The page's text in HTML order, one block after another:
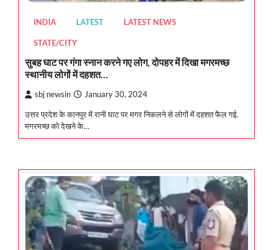
INDIA LATEST LATEST NEWS
STATE/CITY
सुबह घाट पर गंगा स्नान करने गए लोग, दोपहर में दिखा मगरमच्छ
स्थानीय लोगों में दहशत…
sbj newsin January 30, 2024
उत्तर प्रदेश के कानपुर में रानी घाट पर मगर निकलने से लोगों में दहशत फैल गई.
मगरमच्छ को देखने के…